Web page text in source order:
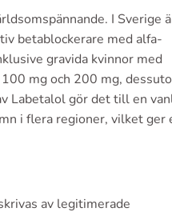
I Sverige
betablockerare med alfa-
gravida kvinnor med
mg och 200 mg,
Labetalol gör det till en
i flera regioner, vilket ger
av legitimerade